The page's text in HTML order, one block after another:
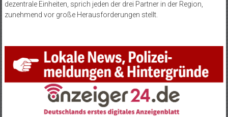
dezentrale Einheiten, sprich jeden der drei Partner in der Region,
zunehmend vor große Herausforderungen stellt.